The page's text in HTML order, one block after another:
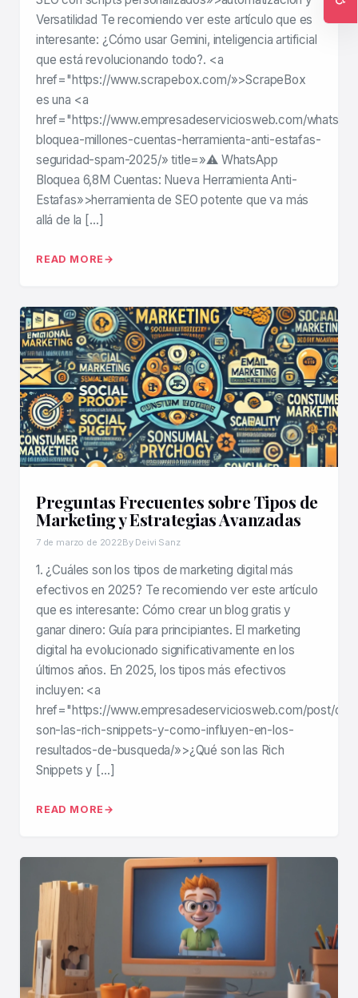
Versatilidad Te recomiendo ver este artículo que es
interesante: ¿Cómo usar Gemini, inteligencia artificial
que está revolucionando todo?. <a
href="https://www.scrapebox.com/»>ScrapeBox
es una <a
href="https://www.empresadeserviciosweb.com/
bloquea-millones-cuentas-herramienta-anti-estafas-
seguridad-spam-2025/» title=»⚠️ WhatsApp
Bloquea 6,8M Cuentas: Nueva Herramienta Anti-
Estafas»>herramienta de SEO potente que va más
allá de la […]
READ MORE
Preguntas Frecuentes sobre Tipos de
Marketing y Estrategias Avanzadas
7 de marzo de 2022By Deivi Sanz
1. ¿Cuáles son los tipos de marketing digital más
efectivos en 2025? Te recomiendo ver este artículo
que es interesante: Cómo crear un blog gratis y
ganar dinero: Guía para principiantes. El marketing
digital ha evolucionado significativamente en los
últimos años. En 2025, los tipos más efectivos
incluyen: <a
href="https://www.empresadeserviciosweb.com/post/
son-las-rich-snippets-y-como-influyen-en-los-
resultados-de-busqueda/»>¿Qué son las Rich
Snippets y […]
READ MORE